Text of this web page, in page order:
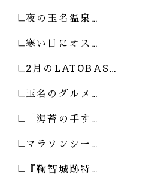
夜の玉名温泉…
寒い日にオス…
2月のLATOBAS…
玉名のグルメ…
「海苔の手す…
マラソンシー…
『鞠智城跡特…